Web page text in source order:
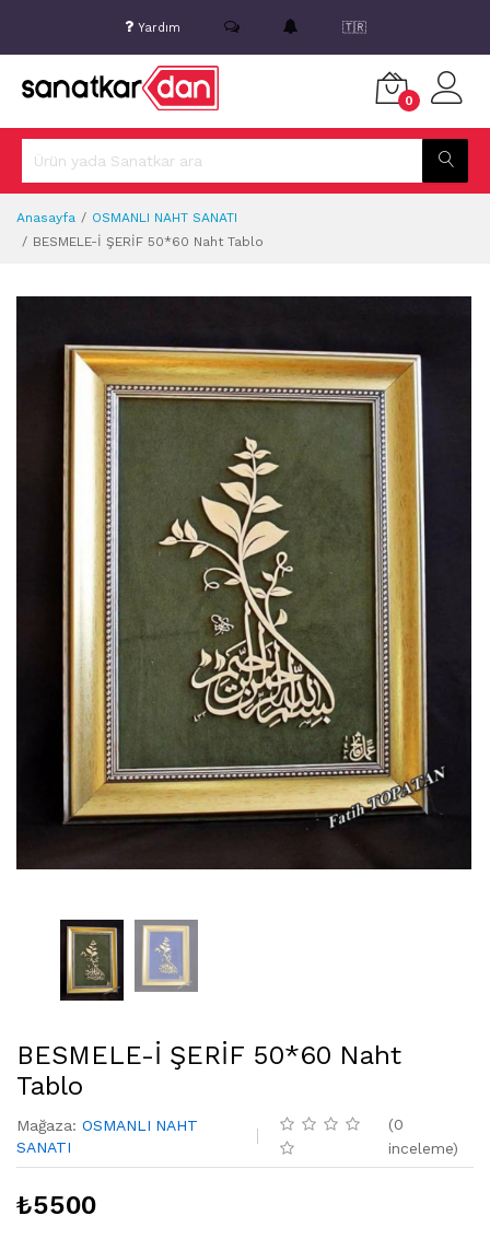
Yardım 🇹🇷
0
Anasayfa
OSMANLI NAHT SANATI
BESMELE-İ ŞERİF 50*60 Naht Tablo
BESMELE-İ ŞERİF 50*60 Naht
Tablo
Mağaza: OSMANLI NAHT
SANATI
(0
inceleme)
₺5500